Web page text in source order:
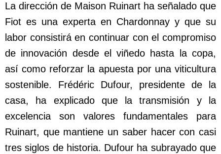
La dirección de Maison Ruinart ha señalado que
Fiot es una experta en Chardonnay y que su
labor consistirá en continuar con el compromiso
de innovación desde el viñedo hasta la copa,
así como reforzar la apuesta por una viticultura
sostenible. Frédéric Dufour, presidente de la
casa, ha explicado que la transmisión y la
excelencia son valores fundamentales para
Ruinart, que mantiene un saber hacer con casi
tres siglos de historia. Dufour ha subrayado que